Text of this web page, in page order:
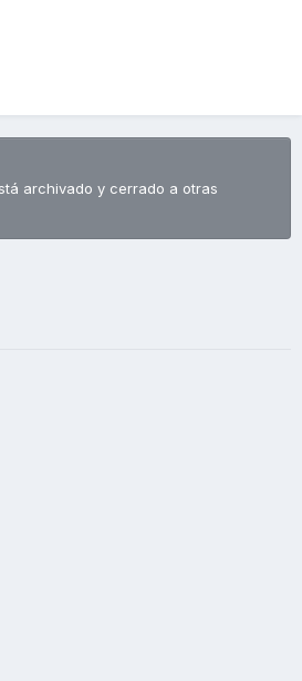
archivado y cerrado a otras